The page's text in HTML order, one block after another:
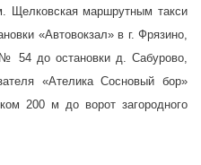
Щелковская маршрутным такси
«Автовокзал» в г. Фрязино,
54 до остановки д. Сабурово,
«Ателика Сосновый бор»
200 м до ворот загородного